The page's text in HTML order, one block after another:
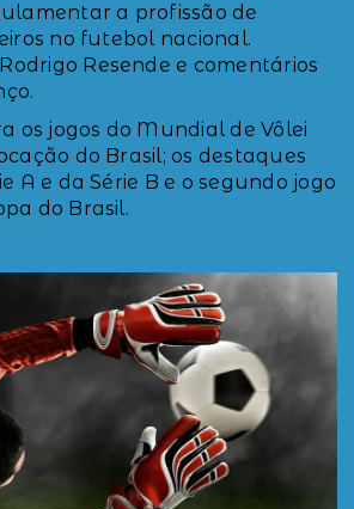
a profissão de
no futebol nacional.
Resende e comentários
os jogos do Mundial de Vôlei
do Brasil; os destaques
A e da Série B e o segundo jogo
do Brasil.